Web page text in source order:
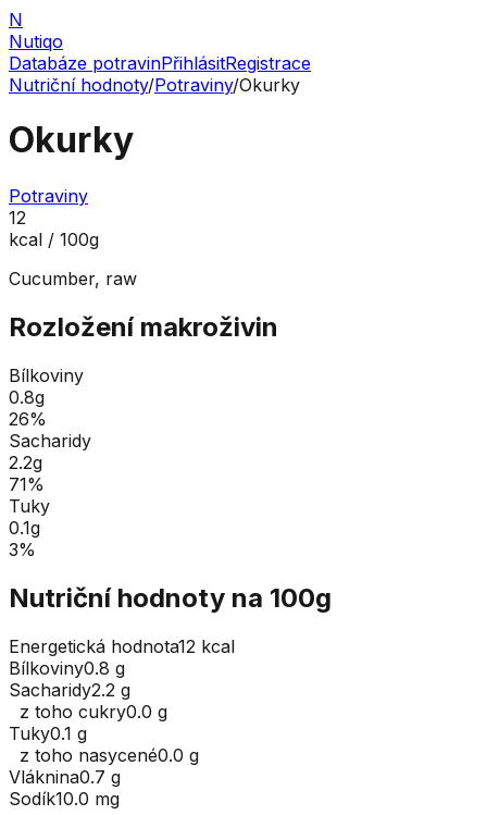
N
Nutiqo
Databáze potravinPřihlásitRegistrace
Nutriční hodnoty/Potraviny/Okurky
Okurky
Potraviny
12
kcal / 100g
Cucumber, raw
Rozložení makroživin
Bílkoviny
0.8g
26%
Sacharidy
2.2g
71%
Tuky
0.1g
3%
Nutriční hodnoty na 100g
Energetická hodnota12 kcal
Bílkoviny0.8 g
Sacharidy2.2 g
z toho cukry0.0 g
Tuky0.1 g
z toho nasycené0.0 g
Vláknina0.7 g
Sodík10.0 mg